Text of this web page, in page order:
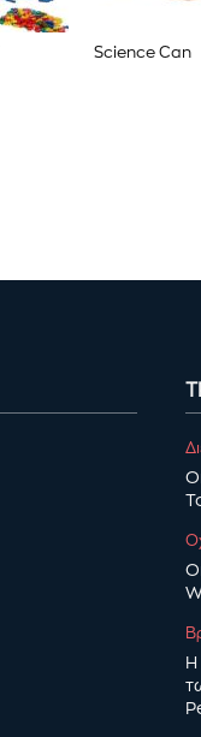
Science Can
Η